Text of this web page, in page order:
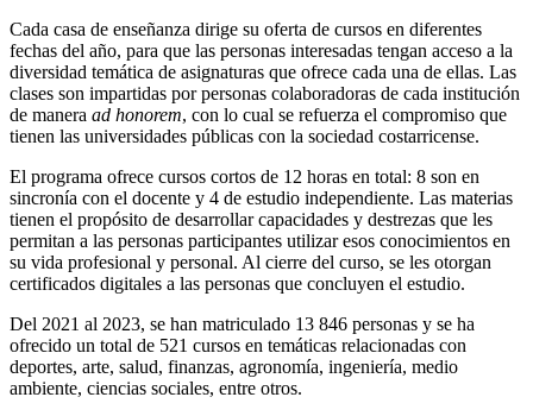
Cada casa de enseñanza dirige su oferta de cursos en diferentes
fechas del año, para que las personas interesadas tengan acceso a la
diversidad temática de asignaturas que ofrece cada una de ellas. Las
clases son impartidas por personas colaboradoras de cada institución
de manera ad honorem, con lo cual se refuerza el compromiso que
tienen las universidades públicas con la sociedad costarricense.
El programa ofrece cursos cortos de 12 horas en total: 8 son en
sincronía con el docente y 4 de estudio independiente. Las materias
tienen el propósito de desarrollar capacidades y destrezas que les
permitan a las personas participantes utilizar esos conocimientos en
su vida profesional y personal. Al cierre del curso, se les otorgan
certificados digitales a las personas que concluyen el estudio.
Del 2021 al 2023, se han matriculado 13 846 personas y se ha
ofrecido un total de 521 cursos en temáticas relacionadas con
deportes, arte, salud, finanzas, agronomía, ingeniería, medio
ambiente, ciencias sociales, entre otros.